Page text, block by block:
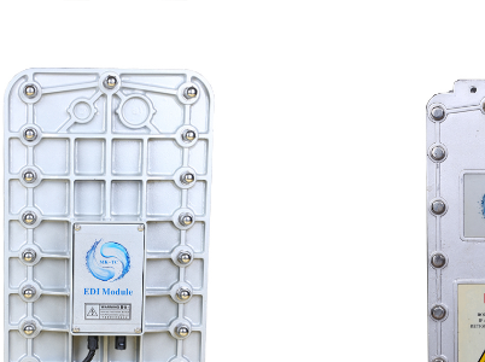
MK-TC50 EDI模块
查看详情
西门子